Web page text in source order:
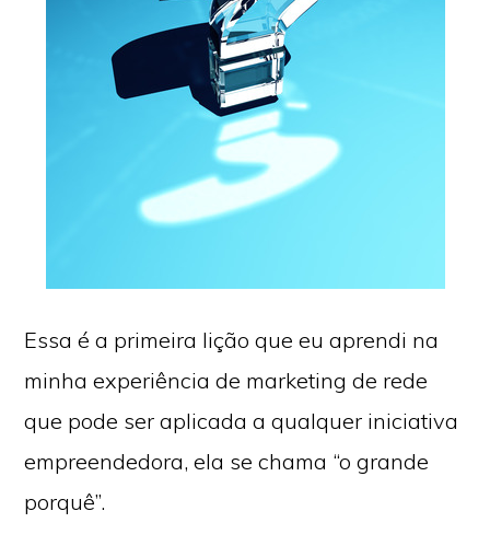
Essa é a primeira lição que eu aprendi na
minha experiência de marketing de rede
que pode ser aplicada a qualquer iniciativa
empreendedora, ela se chama “o grande
porquê”.